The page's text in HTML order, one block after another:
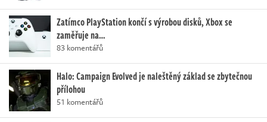
Zatímco PlayStation končí s výrobou disků, Xbox se
zaměřuje na…
83 komentářů
Halo: Campaign Evolved je naleštěný základ se zbytečnou
přílohou
51 komentářů